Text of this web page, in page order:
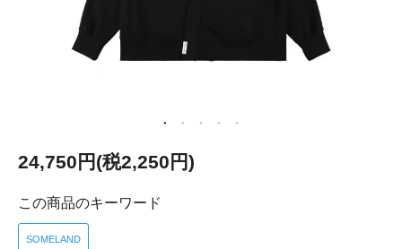
24,750円(税2,250円)
この商品のキーワード
SOMELAND